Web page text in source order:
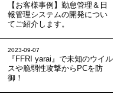
【お客様事例】勤怠管理＆日
報管理システムの開発につい
てご紹介します。
2023-09-07
『FFRI yarai』で未知のウイル
スや脆弱性攻撃からPCを防
御！